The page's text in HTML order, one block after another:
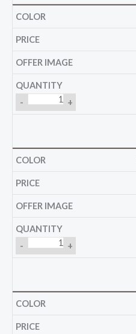
- +
- +